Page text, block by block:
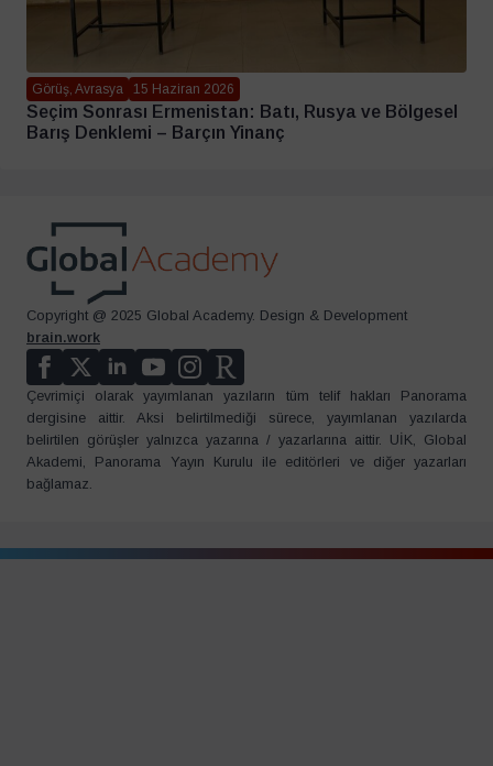
Görüş, Avrasya 15 Haziran 2026
Seçim Sonrası Ermenistan: Batı, Rusya ve Bölgesel
Barış Denklemi – Barçın Yinanç
Copyright @ 2025 Global Academy. Design & Development
brain.work
Çevrimiçi olarak yayımlanan yazıların tüm telif hakları Panorama
dergisine aittir. Aksi belirtilmediği sürece, yayımlanan yazılarda
belirtilen görüşler yalnızca yazarına / yazarlarına aittir. UİK, Global
Akademi, Panorama Yayın Kurulu ile editörleri ve diğer yazarları
bağlamaz.